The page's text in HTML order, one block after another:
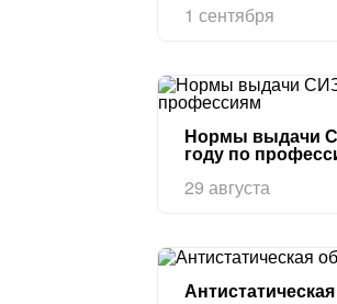
1 сентября
Нормы выдачи
году по
29 августа